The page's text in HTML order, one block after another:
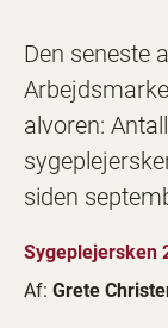
Den seneste
alvoren:
siden
Sygeplejersken
Af: Grete